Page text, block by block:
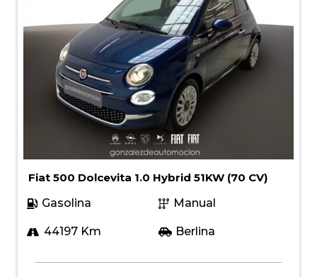
Fiat 500 Dolcevita 1.0 Hybrid 51KW (70 CV)
Gasolina
Manual
44197 Km Berlina